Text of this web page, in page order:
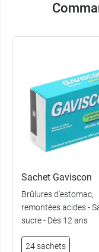
Sachet Gaviscon
Brûlures d'estomac,
remontées acides -
sucre - Dès 12 ans
24 sachets